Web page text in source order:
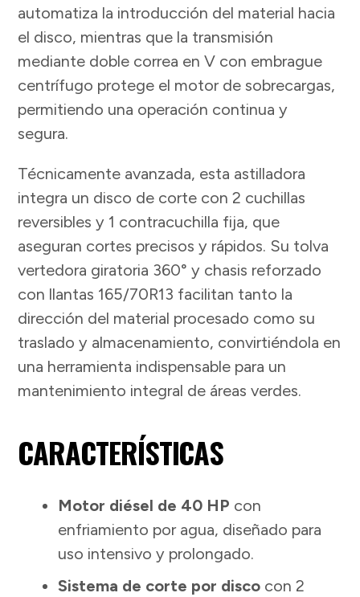
automatiza la introducción del material hacia
el disco, mientras que la transmisión
mediante doble correa en V con embrague
centrífugo protege el motor de sobrecargas,
permitiendo una operación continua y
segura.
Técnicamente avanzada, esta astilladora
integra un disco de corte con 2 cuchillas
reversibles y 1 contracuchilla fija, que
aseguran cortes precisos y rápidos. Su tolva
vertedora giratoria 360° y chasis reforzado
con llantas 165/70R13 facilitan tanto la
dirección del material procesado como su
traslado y almacenamiento, convirtiéndola en
una herramienta indispensable para un
mantenimiento integral de áreas verdes.
CARACTERÍSTICAS
Motor diésel de 40 HP con
enfriamiento por agua, diseñado para
uso intensivo y prolongado.
Sistema de corte por disco con 2